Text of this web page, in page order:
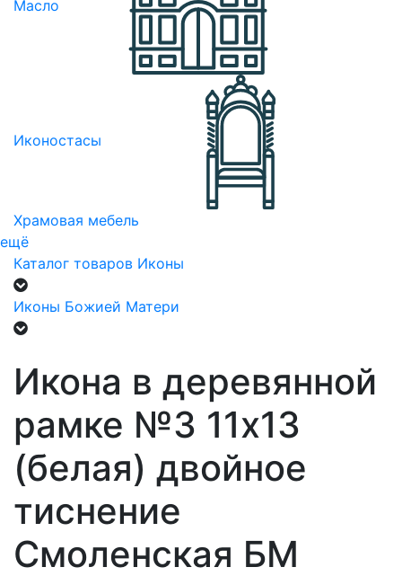
Масло
Иконостасы
Храмовая мебель
ещё
Каталог товаров Иконы
Иконы Божией Матери
Икона в деревянной
рамке №3 11х13
(белая) двойное
тиснение
Смоленская БМ